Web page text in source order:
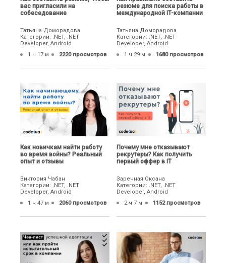
вас пригласили на
собеседование
Татьяна Доморадова
Категории: .NET, .NET
Developer, Android
1 ч 17 м
2220 просмотров
резюме для поиска работы в
международной IT-компании
Татьяна Доморадова
Категории: .NET, .NET
Developer, Android
1 ч 29 м
1680 просмотров
Как новичкам найти работу
во время войны? Реальный
опыт и отзывы
Виктория Чабан
Категории: .NET, .NET
Developer, Android
1 ч 47 м
2060 просмотров
Почему мне отказывают
рекрутеры? Как получить
первый оффер в IT
Заречная Оксана
Категории: .NET, .NET
Developer, Android
2 ч 7 м
1152 просмотров